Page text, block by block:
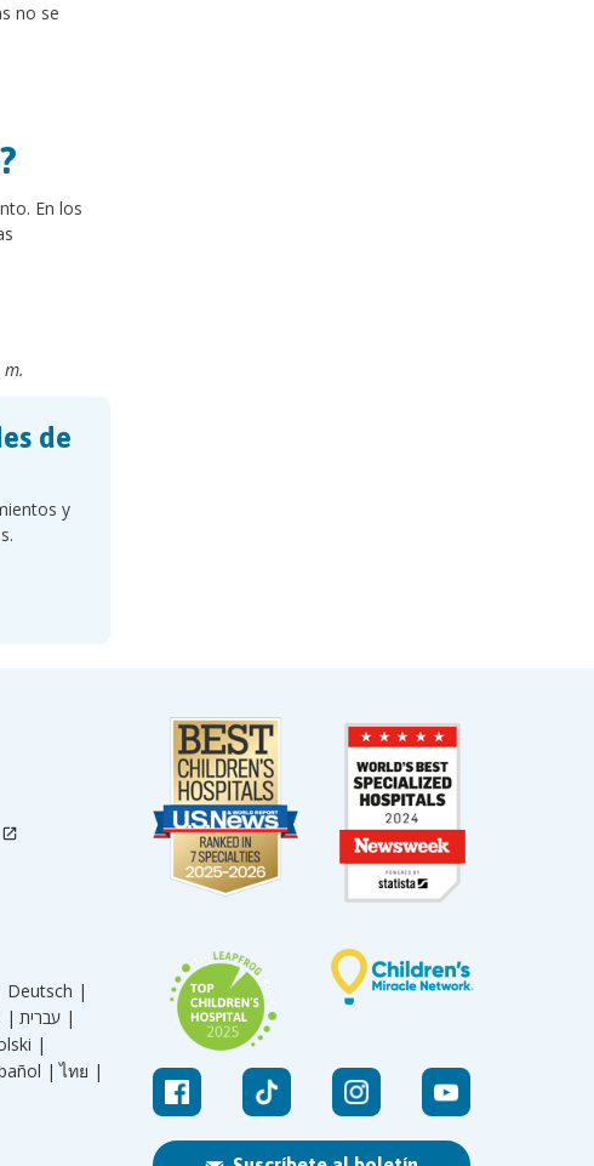
no se
En los
de
y
Deutsch |
|
עברית |
|
| ไทย |